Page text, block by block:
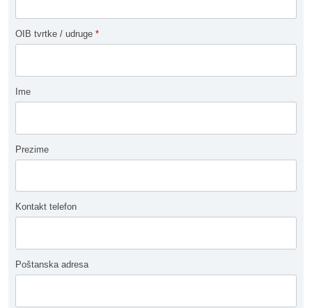
OIB tvrtke / udruge *
Ime
Prezime
Kontakt telefon
Poštanska adresa